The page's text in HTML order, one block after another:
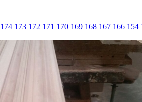
174 173 172 171 170 169 168 167 166 154